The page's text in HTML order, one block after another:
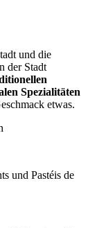
und die
der Stadt
Spezialitäten
etwas.
und Pastéis de